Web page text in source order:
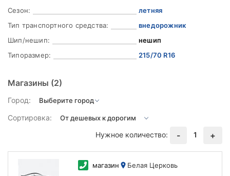
Сезон:
летняя
Тип транспортного средства:
внедорожник
Шип/нешип:
нешип
Типоразмер:
215/70 R16
Магазины (2)
Город:
Сортировка:
Нужное количество:
- 1 +
магазин Белая Церковь